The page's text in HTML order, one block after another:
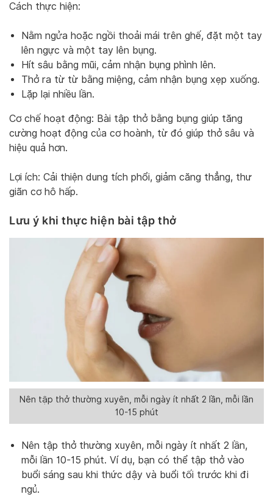
Cách thực hiện:
Nằm ngửa hoặc ngồi thoải mái trên ghế, đặt một tay
lên ngực và một tay lên bụng.
Hít sâu bằng mũi, cảm nhận bụng phình lên.
Thở ra từ từ bằng miệng, cảm nhận bụng xẹp xuống.
Lặp lại nhiều lần.
Cơ chế hoạt động: Bài tập thở bằng bụng giúp tăng
cường hoạt động của cơ hoành, từ đó giúp thở sâu và
hiệu quả hơn.
Lợi ích: Cải thiện dung tích phổi, giảm căng thẳng, thư
giãn cơ hô hấp.
Lưu ý khi thực hiện bài tập thở
Nên tập thở thường xuyên, mỗi ngày ít nhất 2 lần, mỗi lần
10-15 phút
Nên tập thở thường xuyên, mỗi ngày ít nhất 2 lần,
mỗi lần 10-15 phút. Ví dụ, bạn có thể tập thở vào
buổi sáng sau khi thức dậy và buổi tối trước khi đi
ngủ.